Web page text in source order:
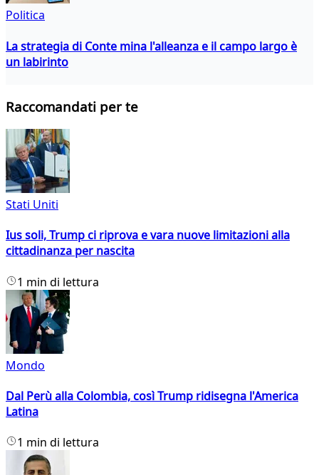
Politica
La strategia di Conte mina l'alleanza e il campo largo è
un labirinto
Raccomandati per te
Stati Uniti
Ius soli, Trump ci riprova e vara nuove limitazioni alla
cittadinanza per nascita
1 min di lettura
Mondo
Dal Perù alla Colombia, così Trump ridisegna l'America
Latina
1 min di lettura